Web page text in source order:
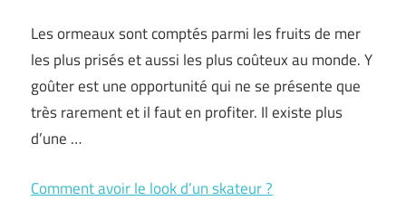
Les ormeaux sont comptés parmi les fruits de mer
les plus prisés et aussi les plus coûteux au monde. Y
goûter est une opportunité qui ne se présente que
très rarement et il faut en profiter. Il existe plus
d’une …
Comment avoir le look d’un skateur ?